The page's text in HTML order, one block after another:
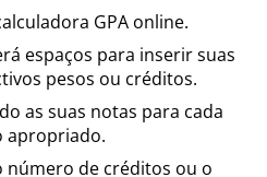
GPA online.
espaços para inserir suas
pesos ou créditos.
as suas notas para cada
apropriado.
número de créditos ou o